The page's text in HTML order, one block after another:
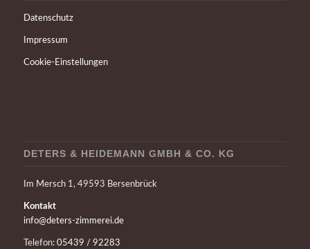
Datenschutz
Impressum
Cookie-Einstellungen
DETERS & HEIDEMANN GMBH & CO. KG
Im Mersch 1, 49593 Bersenbrück
Kontakt
info@deters-zimmerei.de
Telefon: 05439 / 92283